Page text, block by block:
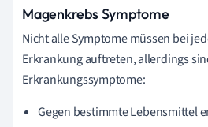
Magenkrebs Symptome
Nicht alle Symptome müssen bei
Erkrankung auftreten, allerdings
Erkrankungssymptome:
Gegen bestimmte Lebensmittel